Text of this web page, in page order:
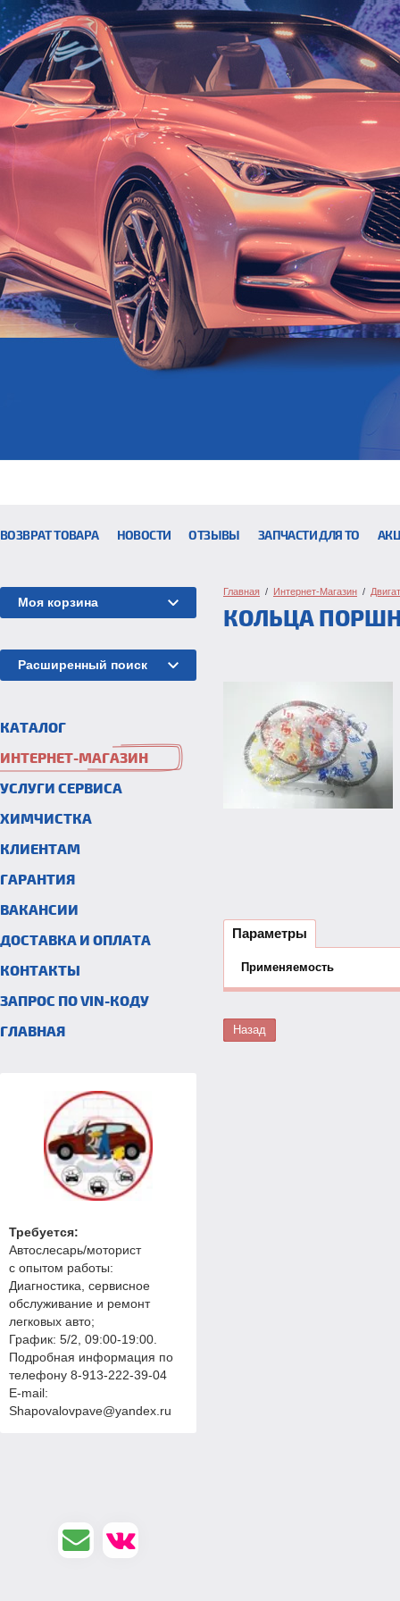
ВОЗВРАТ ТОВАРА НОВОСТИ ОТЗЫВЫ ЗАПЧАСТИ ДЛЯ ТО
Моя корзина
Расширенный поиск
КАТАЛОГ
ИНТЕРНЕТ-МАГАЗИН
УСЛУГИ СЕРВИСА
ХИМЧИСТКА
КЛИЕНТАМ
ГАРАНТИЯ
ВАКАНСИИ
ДОСТАВКА И ОПЛАТА
КОНТАКТЫ
ЗАПРОС ПО VIN-КОДУ
ГЛАВНАЯ
Требуется:
Автослесарь/моторист
с опытом работы:
Диагностика, сервисное
обслуживание и ремонт
легковых авто;
График: 5/2, 09:00-19:00.
Подробная информация по
телефону 8-913-222-39-04
E-mail:
Shapovalovpave@yandex.ru
Главная
  /
Интернет-Магазин
  /
КОЛЬЦА
Параметры
Применяемость
Назад